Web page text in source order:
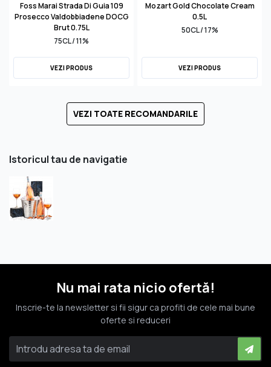
Foss Marai Strada Di Guia 109
Prosecco Valdobbiadene DOCG
Brut 0.75L
75CL / 11%
VEZI PRODUS
Mozart Gold Chocolate Cream
0.5L
50CL / 17%
VEZI PRODUS
VEZI TOATE RECOMANDARILE
Istoricul tau de navigatie
Nu mai rata nicio ofertă!
Inscrie-te la newsletter si fii sigur ca profiti de cele mai bune
oferte si reduceri